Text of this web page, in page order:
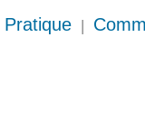
Pratique |